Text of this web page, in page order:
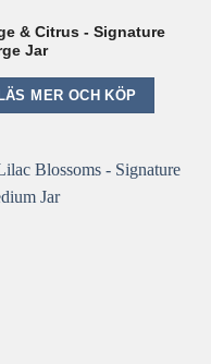
& Citrus - Signature
Jar
LÄS MER OCH KÖP